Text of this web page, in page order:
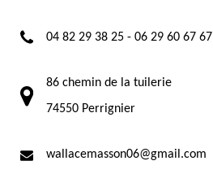
04 82 29 38 25 - 06 29 60 67 67
86 chemin de la tuilerie
74550 Perrignier
wallacemasson06@gmail.com